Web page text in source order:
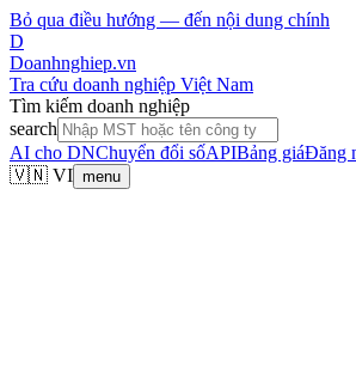
Bỏ qua điều hướng — đến nội dung chính
D
Doanhnghiep.vn
Tra cứu doanh nghiệp Việt Nam
Tìm kiếm doanh nghiệp
search
AI cho DNChuyển đổi sốAPIBảng giáĐăng
🇻🇳 VI menu